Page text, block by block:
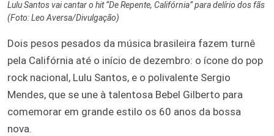
Lulu Santos vai cantar o hit “De Repente, Califórnia” para delírio dos fãs
(Foto: Leo Aversa/Divulgação)
Dois pesos pesados da música brasileira fazem turnê
pela Califórnia até o início de dezembro: o ícone do pop
rock nacional, Lulu Santos, e o polivalente Sergio
Mendes, que se une à talentosa Bebel Gilberto para
comemorar em grande estilo os 60 anos da bossa
nova.